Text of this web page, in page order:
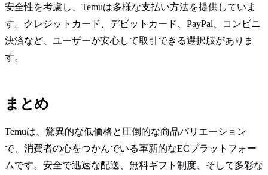
安全性を考慮し、Temuは多様な支払い方法を提供していま
す。クレジットカード、デビットカード、PayPal、コンビニ
決済など、ユーザーが安心して取引できる選択肢がありま
す。
まとめ
Temuは、驚異的な低価格と圧倒的な商品バリエーション
で、消費者の心をつかんでいる革新的なECプラットフォー
ムです。安全で迅速な配送、無料ギフト制度、そして多彩な